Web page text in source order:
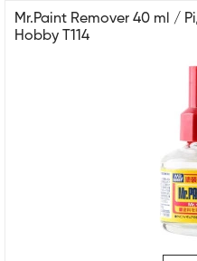
Mr.Paint Remover 40 ml /
Hobby T114